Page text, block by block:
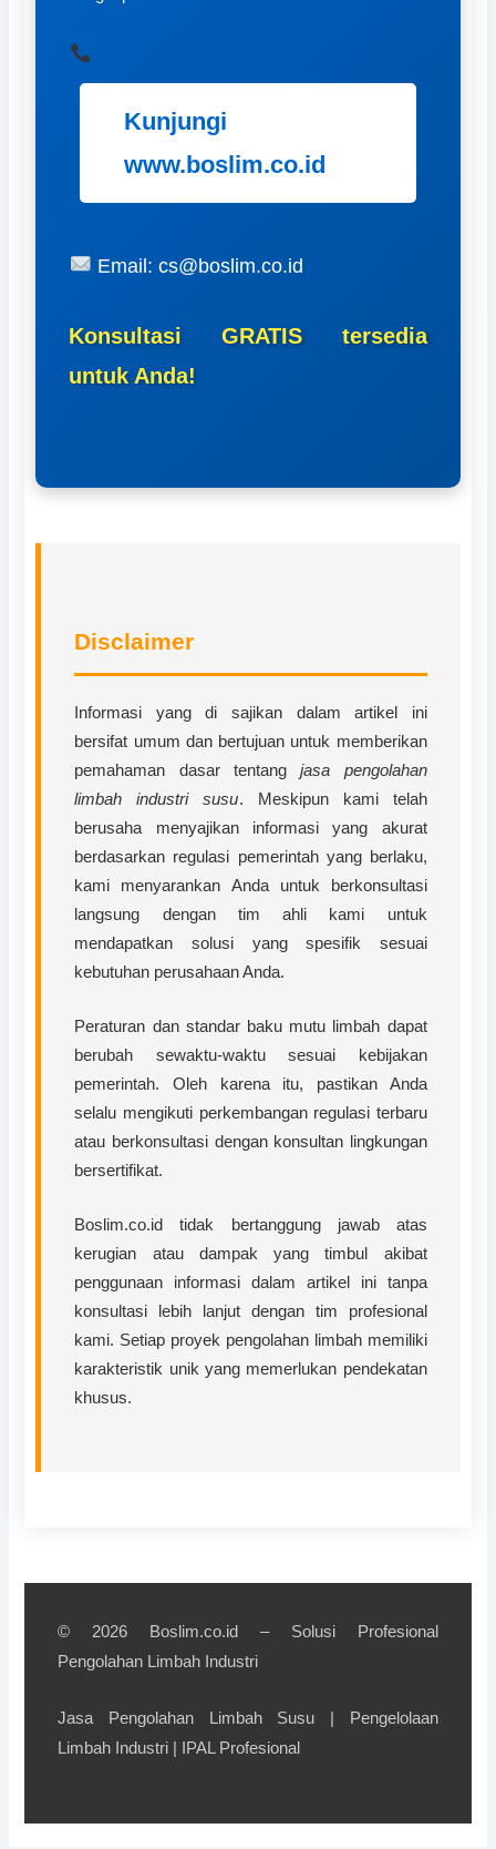
Kunjungi
www.boslim.co.id
Email: cs@boslim.co.id
Konsultasi GRATIS tersedia
untuk Anda!
Disclaimer
Informasi yang di sajikan dalam artikel ini
bersifat umum dan bertujuan untuk memberikan
pemahaman dasar tentangjasa pengolahan
limbah industri susu. Meskipun kami telah
berusaha menyajikan informasi yang akurat
berdasarkan regulasi pemerintah yang berlaku,
kami menyarankan Anda untuk berkonsultasi
langsung dengan tim ahli kami untuk
mendapatkan solusi yang spesifik sesuai
kebutuhan perusahaan Anda.
Peraturan dan standar baku mutu limbah dapat
berubah sewaktu-waktu sesuai kebijakan
pemerintah. Oleh karena itu, pastikan Anda
selalu mengikuti perkembangan regulasi terbaru
atau berkonsultasi dengan konsultan lingkungan
bersertifikat.
Boslim.co.id tidak bertanggung jawab atas
kerugian atau dampak yang timbul akibat
penggunaan informasi dalam artikel ini tanpa
konsultasi lebih lanjut dengan tim profesional
kami. Setiap proyek pengolahan limbah memiliki
karakteristik unik yang memerlukan pendekatan
khusus.
© 2026 Boslim.co.id – Solusi Profesional
Pengolahan Limbah Industri
Jasa Pengolahan Limbah Susu | Pengelolaan
Limbah Industri | IPAL Profesional